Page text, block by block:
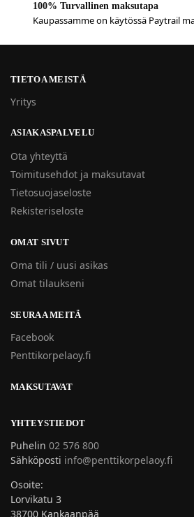
100% Turvallinen maksutapa
Kaupassamme on käytössä Paytrail
TIETOA MEISTÄ
Yritys
ASIAKASPALVELU
Ota yhteyttä
Toimitusehdot ja maksutavat
Tietosuojaseloste
Rekisteriseloste
OMAT SIVUT
Oma tili / uusi asikas
Omat tilaukseni
SEURAA MEITÄ
Facebook
Penttikorpelaoy.fi
MAKSUTAVAT
YHTEYSTIEDOT
Puhelin 02 576 800
Sähköposti info@penttikorpelaoy.fi
Osoite:
Lorvikatu 3
38700 Kankaanpää